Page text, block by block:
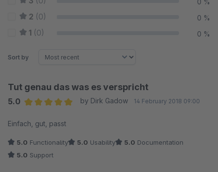
0 %
2 (0) 0 %
1 (0) 0 %
Sort by
Tut genau das was es verspricht
5.0
by Dirk Gadow 14 February 2018 09:00
Einfach, gut, passt
5.0 Functionality 5.0 Usability 5.0 Documentation
5.0 Support